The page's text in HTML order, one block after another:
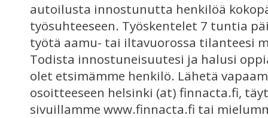
autoilusta innostunutta henkilöä
työsuhteeseen. Työskentelet 7 tuntia
työtä aamu- tai iltavuorossa tilanteesi
Todista innostuneisuutesi ja halusi
olet etsimämme henkilö. Lähetä
osoitteeseen helsinki (at) finnacta.fi,
sivuillamme www.finnacta.fi tai